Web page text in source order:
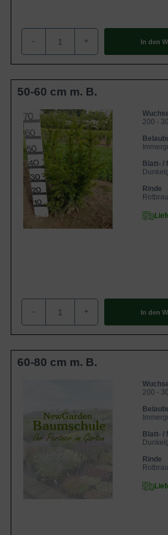
Kübelpflanze,
Formelement.
schnittverträglich.
- + In den
50-60 cm m. B.
200 -
Blatt- /
Rinde
- + In den
60-80 cm m. B.
200 -
Blatt- /
Rinde